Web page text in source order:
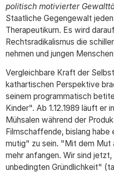
politisch motivierter
Staatliche Gegengewalt
Therapeutikum. Es wird
Rechtsradikalismus die
nehmen und jungen
Vergleichbare Kraft der
kathartischen Perspektive
seinem programmatisch
Kinder". Ab 1.12.1989 läuft er
Mühsalen während der
Filmschaffende, bislang
mutig" zu sein. "Mit dem Mut
mehr anfangen. Wir sind
unbedingten Gründlichkeit"